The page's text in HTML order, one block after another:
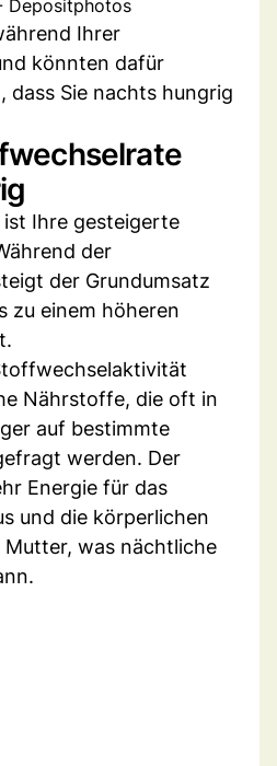
Depositphotos
Ihrer
könnten dafür
Sie nachts hungrig
Ihre gesteigerte
der
der Grundumsatz
zu einem höheren
Nährstoffe, die oft in
auf bestimmte
werden. Der
Energie für das
und die körperlichen
was nächtliche